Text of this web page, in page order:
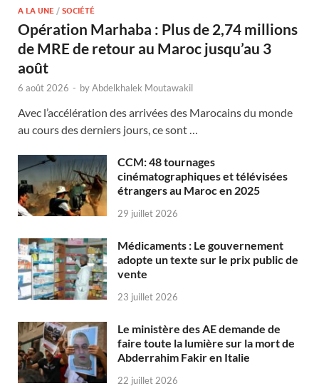
A LA UNE / SOCIÉTÉ
Opération Marhaba : Plus de 2,74 millions
de MRE de retour au Maroc jusqu’au 3
août
6 août 2026 - byAbdelkhalek Moutawakil
Avec l’accélération des arrivées des Marocains du monde
au cours des derniers jours, ce sont …
CCM: 48 tournages
cinématographiques et télévisées
étrangers au Maroc en 2025
29 juillet 2026
Médicaments : Le gouvernement
adopte un texte sur le prix public de
vente
23 juillet 2026
Le ministère des AE demande de
faire toute la lumière sur la mort de
Abderrahim Fakir en Italie
22 juillet 2026